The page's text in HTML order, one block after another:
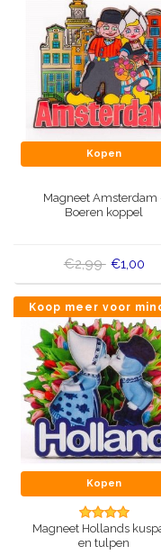
Kopen
Magneet Amsterdam
Boeren koppel
€2,99 €1,00
Koop meer voor
Kopen
Magneet Hollands
en tulpen